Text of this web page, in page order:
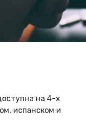
на 4-х
испанском и